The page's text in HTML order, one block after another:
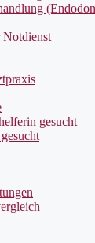
Notdienst
gesucht